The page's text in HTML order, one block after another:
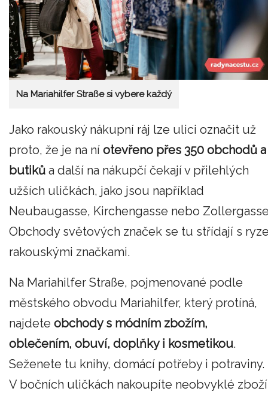
Na Mariahilfer Straße si vybere každý
Jako rakouský nákupní ráj lze ulici označit už
proto, že je na ní otevřeno přes 350 obchodů a
butiků a další na nákupčí čekají v přilehlých
užších uličkách, jako jsou například
Neubaugasse, Kirchengasse nebo
Obchody světových značek se tu střídají s
rakouskými značkami.
Na Mariahilfer Straße, pojmenované podle
městského obvodu Mariahilfer, který protíná,
najdete obchody s módním zbožím,
oblečením, obuví, doplňky i kosmetikou.
Seženete tu knihy, domácí potřeby i potraviny.
V bočních uličkách nakoupíte neobvyklé zboží